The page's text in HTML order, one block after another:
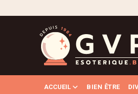
ACCUEIL BIEN ÊTRE